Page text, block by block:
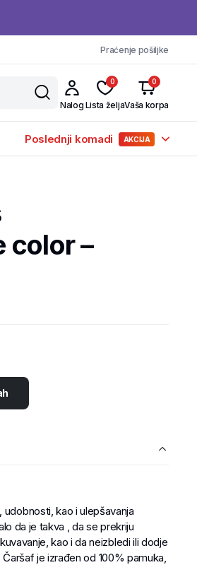
Praćenje pošiljke
Nalog
0
Lista želja
0
Vaša korpa
Poslednji komadi AKCIJA
color –
kao i ulepšavanja
da je takva , da se prekriju
kao i da neizbledi ili dodje
je izrađen od 100% pamuka,